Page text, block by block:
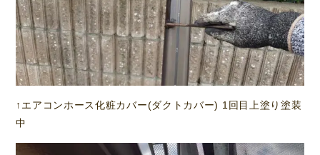
↑エアコンホース化粧カバー(ダクトカバー) 1回目上塗り塗装
中